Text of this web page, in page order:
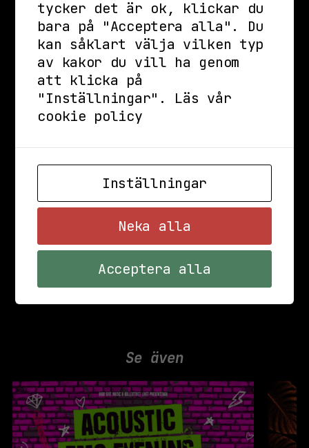
som är lika tung som den är engagerande.
Åldersgräns: 18 år (13+ i målsman sällskap).
________________________________
Inför ditt besök på Kollektivet Livet:
dörrarna öppnas. Observera att starttider
alltid är ungefärliga.
- Våra åldersgränser varierar beroende på
evenemangets veckodag, se
stadsgardsterminalen.com/faq för vidare
då vi har begränsat med sittutrymme.
Se även
tycker det är ok, klickar du
bara på "Acceptera alla". Du
kan såklart välja vilken typ
av kakor du vill ha genom
att klicka på
"Inställningar". Läs vår
cookie policy
Inställningar
Neka alla
Acceptera alla